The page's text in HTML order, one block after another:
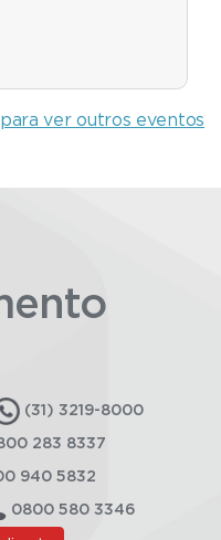
ver outros eventos
(31) 3219-8000
283 8337
940 5832
0800 580 3346